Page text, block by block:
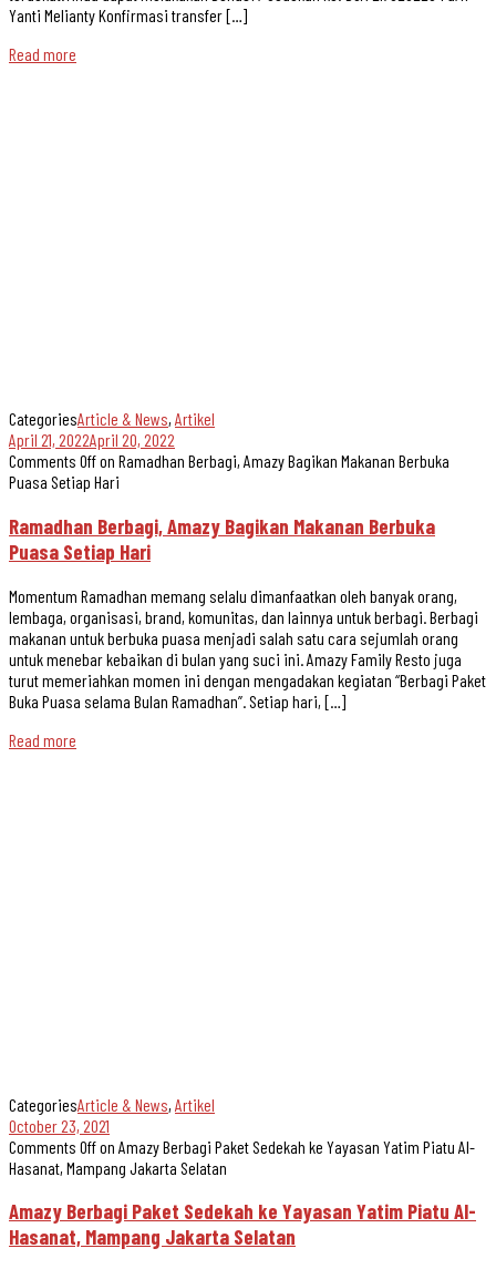
Yanti Melianty Konfirmasi transfer […]
Read more
CategoriesArticle & News, Artikel
April 21, 2022April 20, 2022
Comments Offon Ramadhan Berbagi, Amazy Bagikan Makanan Berbuka
Puasa Setiap Hari
Ramadhan Berbagi, Amazy Bagikan Makanan Berbuka
Puasa Setiap Hari
Momentum Ramadhan memang selalu dimanfaatkan oleh banyak orang,
lembaga, organisasi, brand, komunitas, dan lainnya untuk berbagi. Berbagi
makanan untuk berbuka puasa menjadi salah satu cara sejumlah orang
untuk menebar kebaikan di bulan yang suci ini. Amazy Family Resto juga
turut memeriahkan momen ini dengan mengadakan kegiatan “Berbagi Paket
Buka Puasa selama Bulan Ramadhan”. Setiap hari, […]
Read more
CategoriesArticle & News, Artikel
October 23, 2021
Comments Offon Amazy Berbagi Paket Sedekah ke Yayasan Yatim Piatu Al-
Hasanat, Mampang Jakarta Selatan
Amazy Berbagi Paket Sedekah ke Yayasan Yatim Piatu Al-
Hasanat, Mampang Jakarta Selatan